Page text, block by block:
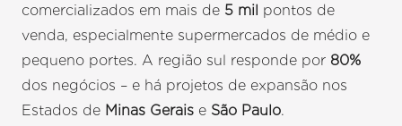
comercializados em mais de 5 mil pontos de
venda, especialmente supermercados de médio e
pequeno portes. A região sul responde por 80%
dos negócios – e há projetos de expansão nos
Estados de Minas Gerais e São Paulo.